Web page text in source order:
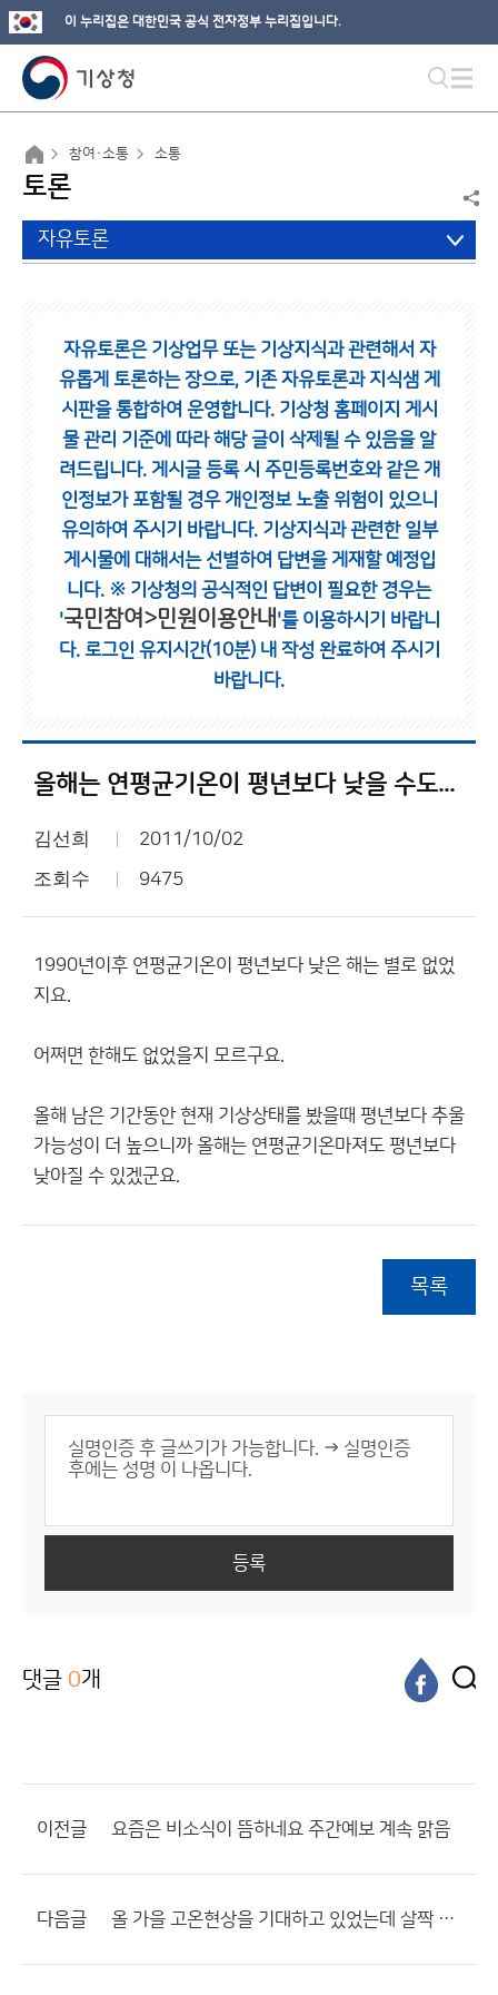
이 누리집은 대한민국 공식 전자정부 누리집입니다.
참여·소통 소통
토론
자유토론
자유토론은 기상업무 또는 기상지식과 관련해서 자
유롭게 토론하는 장으로, 기존 자유토론과 지식샘 게
시판을 통합하여 운영합니다. 기상청 홈페이지 게시
물 관리 기준에 따라 해당 글이 삭제될 수 있음을 알
려드립니다. 게시글 등록 시 주민등록번호와 같은 개
인정보가 포함될 경우 개인정보 노출 위험이 있으니
유의하여 주시기 바랍니다. 기상지식과 관련한 일부
게시물에 대해서는 선별하여 답변을 게재할 예정입
니다. ※ 기상청의 공식적인 답변이 필요한 경우는
'국민참여>민원이용안내 '를 이용하시기 바랍니
다. 로그인 유지시간(10분) 내 작성 완료하여 주시기
바랍니다.
올해는 연평균기온이 평년보다 낮을 수도...
김선희 2011/10/02
조회수 9475
1990년이후 연평균기온이 평년보다 낮은 해는 별로 없었
지요.
어쩌면 한해도 없었을지 모르구요.
올해 남은 기간동안 현재 기상상태를 봤을때 평년보다 추울
가능성이 더 높으니까 올해는 연평균기온마져도 평년보다
낮아질 수 있겠군요.
목록
등록
댓글 0개
이전글 요즘은 비소식이 뜸하네요 주간예보 계속 맑음
다음글 올 가을 고온현상을 기대하고 있었는데 살짝 아쉬워지네요.